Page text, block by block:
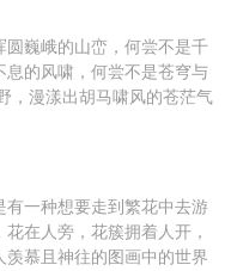
巍峨的山峦，何尝不是千
的风啸，何尝不是苍穹与
漫漾出胡马啸风的苍茫气
一种想要走到繁花中去游
在人旁，花簇拥着人开，
羡慕且神往的图画中的世界